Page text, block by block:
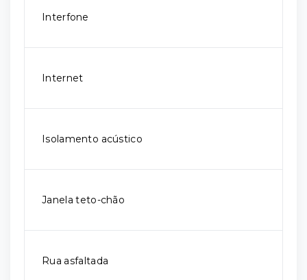
Interfone
Internet
Isolamento acústico
Janela teto-chão
Rua asfaltada